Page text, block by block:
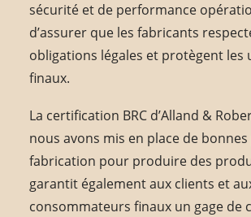
sécurité et de performance
d’assurer que les fabricants
obligations légales et protègent les
finaux.
La certification BRC d’Alland &
nous avons mis en place de
fabrication pour produire des
garantit également aux clients et
consommateurs finaux un gage de